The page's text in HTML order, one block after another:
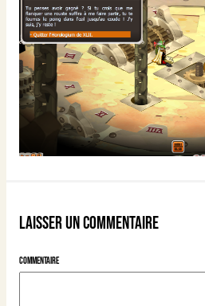
Laisser un commentaire
Commentaire